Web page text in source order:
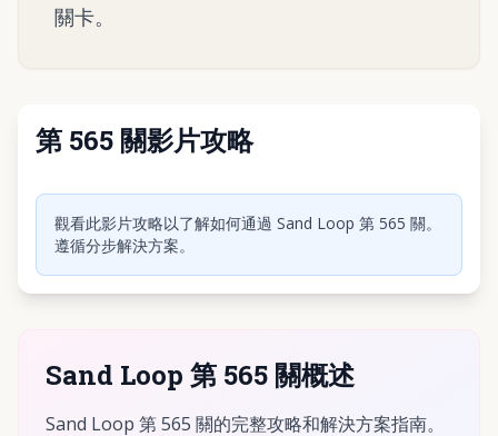
關卡。
第 565 關影片攻略
點擊播放影片
觀看此影片攻略以了解如何通過 Sand Loop 第 565 關。
遵循分步解決方案。
Sand Loop 第 565 關概述
Sand Loop 第 565 關的完整攻略和解決方案指南。